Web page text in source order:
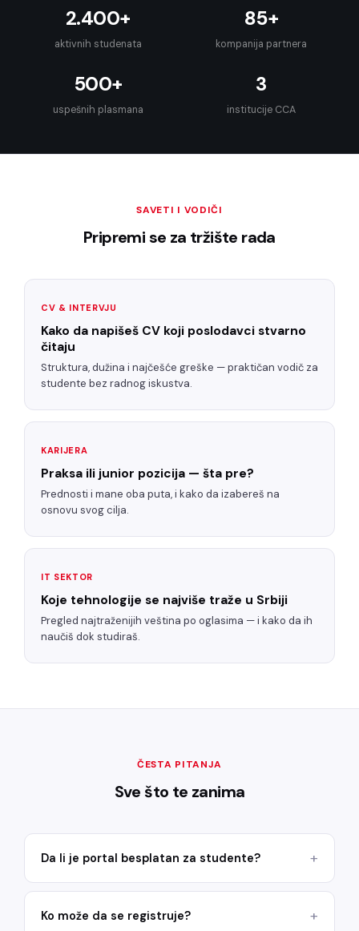
2.400+
aktivnih studenata
85+
kompanija partnera
500+
uspešnih plasmana
3
institucije CCA
SAVETI I VODIČI
Pripremi se za tržište rada
CV & INTERVJU
Kako da napišeš CV koji poslodavci stvarno
čitaju
Struktura, dužina i najčešće greške — praktičan vodič za
studente bez radnog iskustva.
KARIJERA
Praksa ili junior pozicija — šta pre?
Prednosti i mane oba puta, i kako da izabereš na
osnovu svog cilja.
IT SEKTOR
Koje tehnologije se najviše traže u Srbiji
Pregled najtraženijih veština po oglasima — i kako da ih
naučiš dok studiraš.
ČESTA PITANJA
Sve što te zanima
Da li je portal besplatan za studente?
Ko može da se registruje?